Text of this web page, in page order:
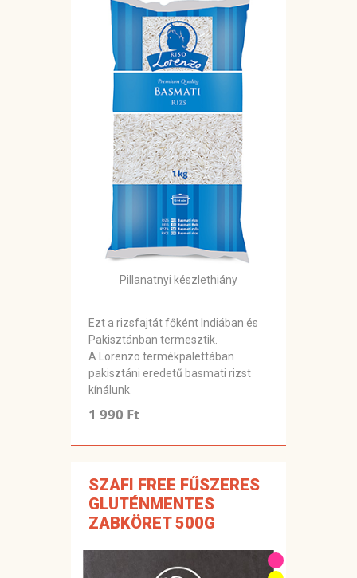
Pillanatnyi készlethiány
Ezt a rizsfajtát főként Indiában és
Pakisztánban termesztik.
A Lorenzo termékpalettában
pakisztáni eredetű basmati rizst
kínálunk.
1 990 Ft
SZAFI FREE FŰSZERES
GLUTÉNMENTES
ZABKÖRET 500G